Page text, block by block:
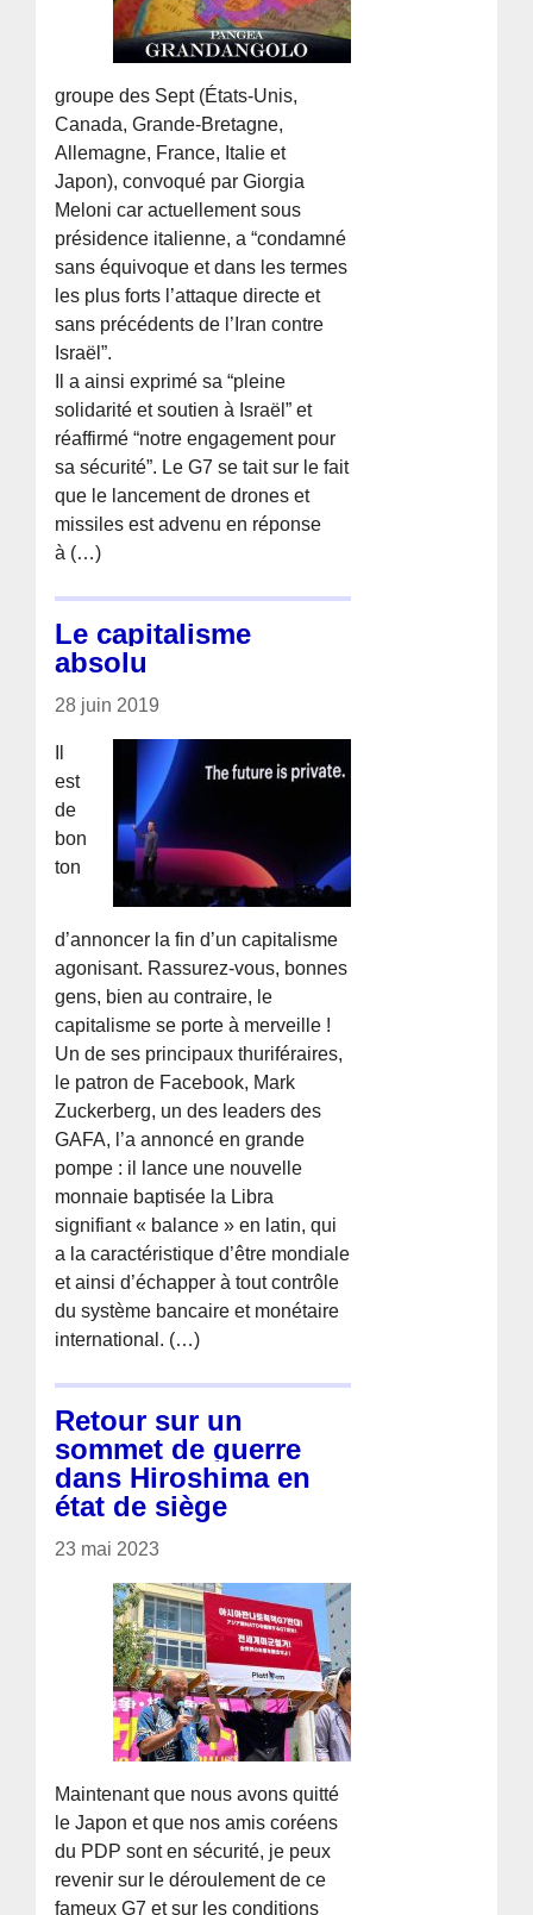
groupe des Sept (États-Unis,
Canada, Grande-Bretagne,
Allemagne, France, Italie et
Japon), convoqué par Giorgia
Meloni car actuellement sous
présidence italienne, a “condamné
sans équivoque et dans les termes
les plus forts l’attaque directe et
sans précédents de l’Iran contre
Israël”.
Il a ainsi exprimé sa “pleine
solidarité et soutien à Israël” et
réaffirmé “notre engagement pour
sa sécurité”. Le G7 se tait sur le fait
que le lancement de drones et
missiles est advenu en réponse
à (…)
Le capitalisme
absolu
28 juin 2019
est
de
bon
ton
d’annoncer la fin d’un capitalisme
agonisant. Rassurez-vous, bonnes
gens, bien au contraire, le
capitalisme se porte à merveille !
Un de ses principaux thuriféraires,
le patron de Facebook, Mark
Zuckerberg, un des leaders des
GAFA, l’a annoncé en grande
pompe : il lance une nouvelle
monnaie baptisée la Libra
signifiant « balance » en latin, qui
a la caractéristique d’être mondiale
et ainsi d’échapper à tout contrôle
du système bancaire et monétaire
international. (…)
Retour sur un
sommet de guerre
dans Hiroshima en
état de siège
23 mai 2023
Maintenant que nous avons quitté
le Japon et que nos amis coréens
du PDP sont en sécurité, je peux
revenir sur le déroulement de ce
fameux G7 et sur les conditions